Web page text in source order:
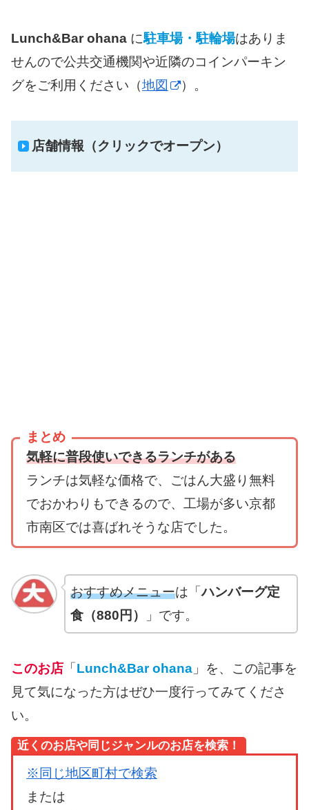
Lunch&Bar ohana に駐車場・駐輪場はありま
せんので公共交通機関や近隣のコインパーキン
グをご利用ください（地図 ）。
店舗情報（クリックでオープン）
まとめ
気軽に普段使いできるランチがある
ランチは気軽な価格で、ごはん大盛り無料
でおかわりもできるので、工場が多い京都
市南区では喜ばれそうな店でした。
おすすめメニューは「ハンバーグ定
食（880円）
」です。
このお店 「Lunch&Bar ohana 」を、この記事を
見て気になった方はぜひ一度行ってみてくださ
い。
近くのお店や同じジャンルのお店を検索！
※同じ地区町村で検索
または